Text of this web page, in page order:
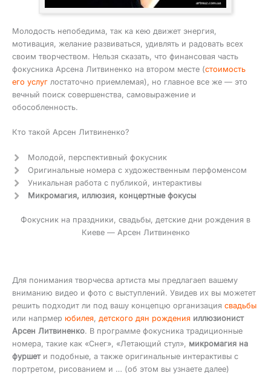
Молодость непобедима, так ка кею движет энергия,
мотивация, желание развиваться, удивлять и радовать всех
своим творчеством. Нельзя сказать, что финансовая часть
фокусника Арсена Литвиненко на втором месте (стоимость
его услуг лостаточно приемлемая), но главное все же — это
вечный поиск совершенства, самовыражение и
обособленность.
Кто такой Арсен Литвиненко?
Молодой, перспективный фокусник
Оригинальные номера с художественным перфоменсом
Уникальная работа с публикой, интерактивы
Микромагия, иллюзия, концертные фокусы
Фокусник на праздники, свадьбы, детские дни рождения в
Киеве — Арсен Литвиненко
Для понимания творчесва артиста мы предлагаеп вашему
вниманию видео и фото с выступлений. Увидев их вы можетет
решить подходит ли под вашу концепцю организация свадьбы
или напрмер юбилея, детского дян рождения иллюзионист
Арсен Литвиненко. В программе фокусника традиционные
номера, такие как «Снег», «Летающий стул», микромагия на
фуршети подобные, а также оригинальные интерактивы с
портретом, рисованием и … (об этом вы узнаете далее)